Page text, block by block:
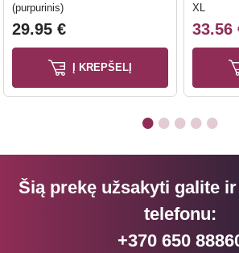
(purpurinis)
29.95 €
Į KREPŠELĮ
XL
33.56
Šią prekę užsakyti galite
telefonu:
+370 650